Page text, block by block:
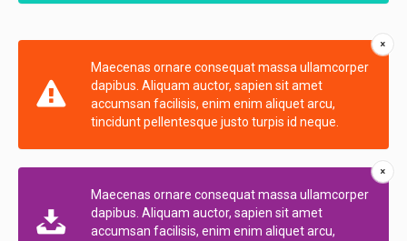
Maecenas ornare consequat massa ullamcorper
dapibus. Aliquam auctor, sapien sit amet
accumsan facilisis, enim enim aliquet arcu,
tincidunt pellentesque justo turpis id neque.
Maecenas ornare consequat massa ullamcorper
dapibus. Aliquam auctor, sapien sit amet
accumsan facilisis, enim enim aliquet arcu,